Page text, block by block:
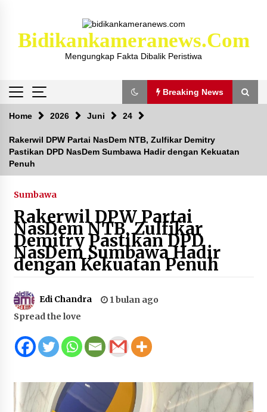
Bidikankameranews.com
Mengungkap Fakta Dibalik Peristiwa
Breaking News
Breaking News
Kejaksaan KSB Mulai Lidik Mafia Tanah Desa
Sekongkang Bawah
Kec. Plampang, Polres Sumbawa Pastikan
Proses Penyelidikan Berjalan Maksimal
4 minggu ago
Anggota Satlantas Polres Sumbawa, Briptu
Administrasi Kendaraan Berupa SIM
4 minggu ago
Ny. Selvi Gibran Ketua Dekranasda Sumbawa
Promosikan Tenun Kre Alang
Bupati H. Jarot : Demi Keberlanjutan Pelayanan,
Perumdam Batulanteh Akan Lakukan
Home 2026 Juni 24
Rakerwil DPW Partai NasDem NTB, Zulfikar Demitry
Pastikan DPD NasDem Sumbawa Hadir dengan Kekuatan
Penuh
Sumbawa
Rakerwil DPW Partai
NasDem NTB, Zulfikar
Demitry Pastikan DPD
NasDem Sumbawa Hadir
dengan Kekuatan Penuh
Edi Chandra
1 bulan ago
Spread the love